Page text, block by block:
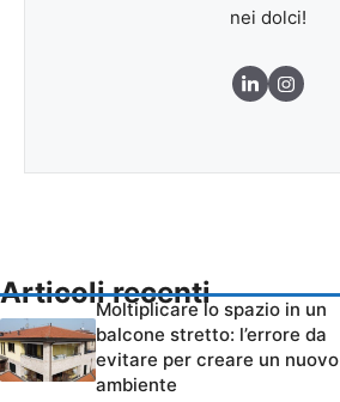
nei dolci!
Articoli recenti
Moltiplicare lo spazio in un
balcone stretto: l’errore da
evitare per creare un nuovo
ambiente